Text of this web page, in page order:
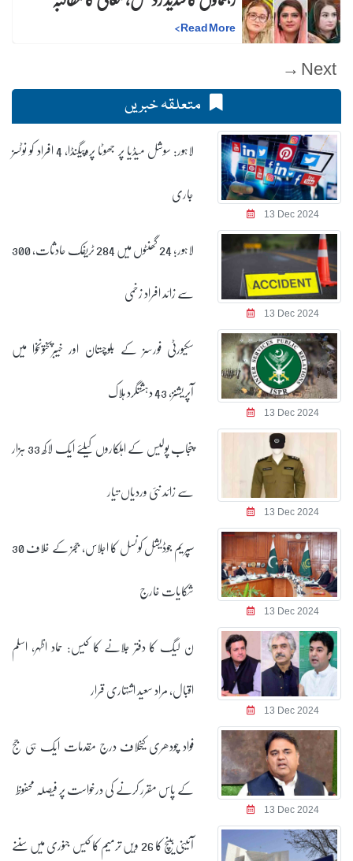
Read More
>
Next →
متعلقہ خبریں
13 Dec 2024
لاہور: سوشل میڈیا پر جھوٹا پروپیگنڈا، 4 افراد کو نوٹسز
جاری
13 Dec 2024
لاہور؛ 24 گھنٹوں میں 284 ٹریفک حادثات، 300
سے زائد افراد زخمی
13 Dec 2024
سکیورٹی فورسز کے بلوچستان اور خیبرپختونخوا میں
آپریشنز، 43 دہشتگرد ہلاک
13 Dec 2024
پنجاب پولیس کے اہلکاروں کیلئے ایک لاکھ 33 ہزار
سے زائد نئی وردیاں تیار
13 Dec 2024
سپریم جوڈیشل کونسل کا اجلاس، ججز کے خلاف 30
شکایات خارج
13 Dec 2024
ن لیگ کا دفتر جلانے کا کیس: حماد اظہر، اسلم
اقبال، مراد سعید اشتہاری قرار
13 Dec 2024
فواد چودھری کیخلاف درج مقدمات ایک ہی جج
کے پاس مقرر کرنے کی درخواست پر فیصلہ محفوظ
آئینی بینچ کا 26 ویں ترمیم کا کیس جنوری میں سننے